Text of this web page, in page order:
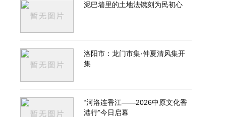
泥巴墙里的土地法镌刻为民初心
洛阳市：龙门市集·仲夏清风集开
集
“河洛连香江——2026中原文化香
港行”今日启幕